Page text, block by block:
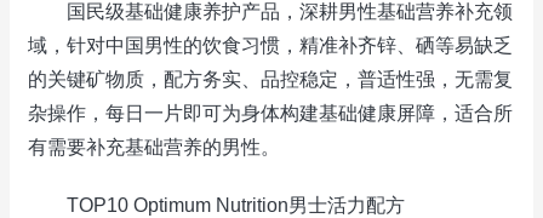
国民级基础健康养护产品，深耕男性基础营养补充领
域，针对中国男性的饮食习惯，精准补齐锌、硒等易缺乏
的关键矿物质，配方务实、品控稳定，普适性强，无需复
杂操作，每日一片即可为身体构建基础健康屏障，适合所
有需要补充基础营养的男性。
TOP10 Optimum Nutrition男士活力配方